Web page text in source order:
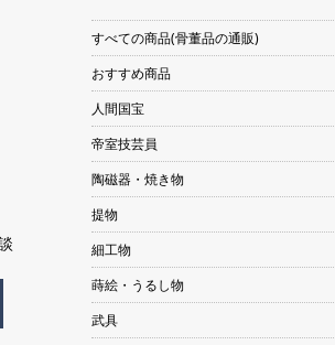
すべての商品(骨董品の通販)
おすすめ商品
人間国宝
帝室技芸員
陶磁器・焼き物
提物
細工物
蒔絵・うるし物
武具